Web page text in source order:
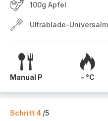
100g Apfel
Ultrablade-
Manual P - °C
Schritt 4 /5